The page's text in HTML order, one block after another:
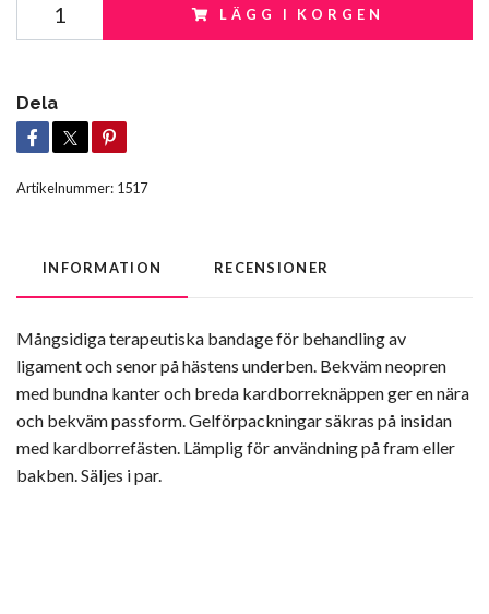
LÄGG I KORGEN
Dela
Artikelnummer: 1517
INFORMATION RECENSIONER
Mångsidiga terapeutiska bandage för behandling av
ligament och senor på hästens underben. Bekväm neopren
med bundna kanter och breda kardborreknäppen ger en nära
och bekväm passform. Gelförpackningar säkras på insidan
med kardborrefästen. Lämplig för användning på fram eller
bakben. Säljes i par.